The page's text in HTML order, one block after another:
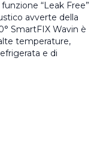
“Leak Free”
avverte della
SmartFIX Wavin è
temperature,
e di